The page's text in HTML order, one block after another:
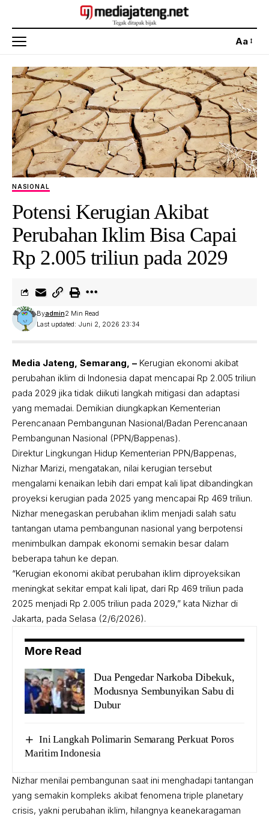
Aa
NASIONAL
Potensi Kerugian Akibat
Perubahan Iklim Bisa Capai
Rp 2.005 triliun pada 2029
Last updated: Juni 2, 2026 23:34
Byadmin2 Min Read
Media Jateng, Semarang, – Kerugian ekonomi akibat
perubahan iklim di Indonesia dapat mencapai Rp 2.005 triliun
pada 2029 jika tidak diikuti langkah mitigasi dan adaptasi
yang memadai. Demikian diungkapkan Kementerian
Perencanaan Pembangunan Nasional/Badan Perencanaan
Pembangunan Nasional (PPN/Bappenas).
Direktur Lingkungan Hidup Kementerian PPN/Bappenas,
Nizhar Marizi, mengatakan, nilai kerugian tersebut
mengalami kenaikan lebih dari empat kali lipat dibandingkan
proyeksi kerugian pada 2025 yang mencapai Rp 469 triliun.
Nizhar menegaskan perubahan iklim menjadi salah satu
tantangan utama pembangunan nasional yang berpotensi
menimbulkan dampak ekonomi semakin besar dalam
beberapa tahun ke depan.
“Kerugian ekonomi akibat perubahan iklim diproyeksikan
meningkat sekitar empat kali lipat, dari Rp 469 triliun pada
2025 menjadi Rp 2.005 triliun pada 2029,” kata Nizhar di
Jakarta, pada Selasa (2/6/2026).
More Read
Dua Pengedar Narkoba Dibekuk,
Modusnya Sembunyikan Sabu di
Dubur
Ini Langkah Polimarin Semarang Perkuat Poros
Maritim Indonesia
Nizhar menilai pembangunan saat ini menghadapi tantangan
yang semakin kompleks akibat fenomena triple planetary
crisis, yakni perubahan iklim, hilangnya keanekaragaman